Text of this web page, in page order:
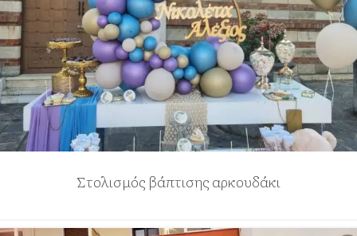
Στολισμός βάπτισης αρκουδάκι